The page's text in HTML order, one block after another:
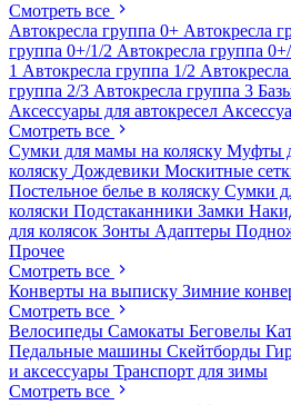
Смотреть все
Автокресла группа 0+ Автокресла
группа 0+/1/2 Автокресла группа
1 Автокресла группа 1/2
группа 2/3 Автокресла группа 3
Аксессуары для автокресел
Смотреть все
Сумки для мамы на коляску Муфты
коляску Дождевики Москитные
Постельное белье в коляску Сумки
коляски Подстаканники Замки
для колясок Зонты Адаптеры
Прочее
Смотреть все
Конверты на выписку Зимние
Смотреть все
Велосипеды Самокаты Беговелы
Педальные машины Скейтборды
и аксессуары Транспорт для зимы
Смотреть все